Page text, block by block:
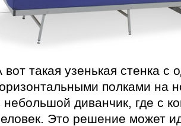
вот такая узенькая стенка с
полками на
небольшой диванчик, где с
Это решение может